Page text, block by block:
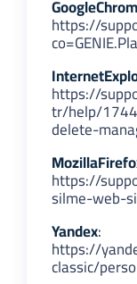
Google
https://
Internet
https://
tr/help/
delete-
Mozilla
https://
silme-web-
Yandex:
https://
classic/